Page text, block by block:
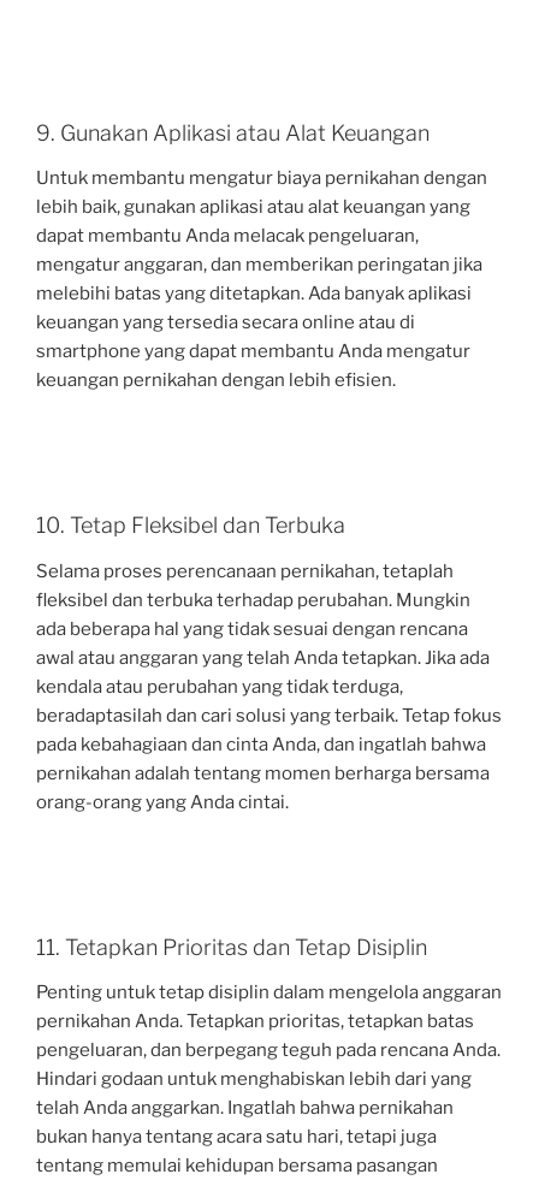
9. Gunakan Aplikasi atau Alat Keuangan
Untuk membantu mengatur biaya pernikahan dengan
lebih baik, gunakan aplikasi atau alat keuangan yang
dapat membantu Anda melacak pengeluaran,
mengatur anggaran, dan memberikan peringatan jika
melebihi batas yang ditetapkan. Ada banyak aplikasi
keuangan yang tersedia secara online atau di
smartphone yang dapat membantu Anda mengatur
keuangan pernikahan dengan lebih efisien.
10. Tetap Fleksibel dan Terbuka
Selama proses perencanaan pernikahan, tetaplah
fleksibel dan terbuka terhadap perubahan. Mungkin
ada beberapa hal yang tidak sesuai dengan rencana
awal atau anggaran yang telah Anda tetapkan. Jika ada
kendala atau perubahan yang tidak terduga,
beradaptasilah dan cari solusi yang terbaik. Tetap fokus
pada kebahagiaan dan cinta Anda, dan ingatlah bahwa
pernikahan adalah tentang momen berharga bersama
orang-orang yang Anda cintai.
11. Tetapkan Prioritas dan Tetap Disiplin
Penting untuk tetap disiplin dalam mengelola anggaran
pernikahan Anda. Tetapkan prioritas, tetapkan batas
pengeluaran, dan berpegang teguh pada rencana Anda.
Hindari godaan untuk menghabiskan lebih dari yang
telah Anda anggarkan. Ingatlah bahwa pernikahan
bukan hanya tentang acara satu hari, tetapi juga
tentang memulai kehidupan bersama pasangan